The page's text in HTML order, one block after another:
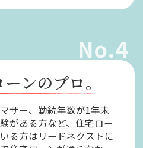
No.4
ンのプロ。
ザー、勤続年数が1年未
がある方など、住宅ロー
る方はリードネクストに